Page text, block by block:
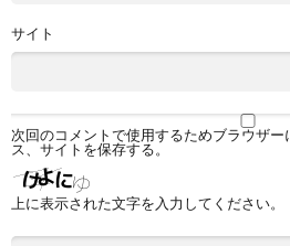
サイト
次回のコメントで使用するためブラウザ
ス、サイトを保存する。
上に表示された文字を入力してください。